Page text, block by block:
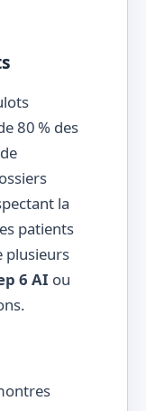
80 % des
la
patients
plusieurs
6 AI ou